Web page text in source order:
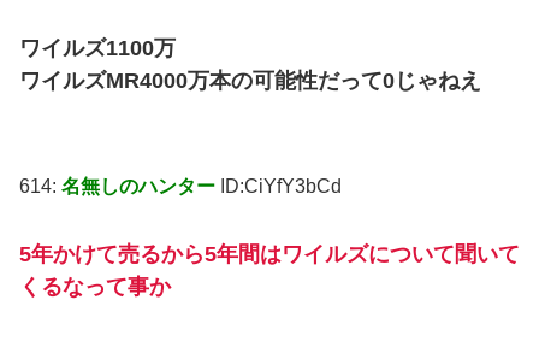
ワイルズ1100万
ワイルズMR4000万本の可能性だって0じゃねえ
614: 名無しのハンター ID:CiYfY3bCd
5年かけて売るから5年間はワイルズについて聞いて
くるなって事か